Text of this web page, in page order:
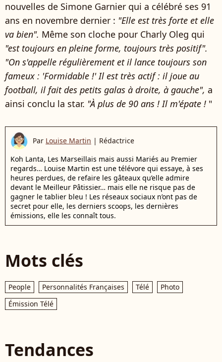
nouvelles de Simone Garnier qui a célébré ses 91
ans en novembre dernier : "Elle est très forte et elle
va bien". Même son cloche pour Charly Oleg qui
"est toujours en pleine forme, toujours très positif".
"On s'appelle régulièrement et il lance toujours son
fameux : 'Formidable !' Il est très actif : il joue au
football, il fait des petits galas à droite, à gauche", a
ainsi conclu la star. "À plus de 90 ans ! Il m'épate ! "
Par Louise Martin | Rédactrice
Koh Lanta, Les Marseillais mais aussi Mariés au Premier
regards… Louise Martin est une télévore qui essaye, à ses
heures perdues, de refaire les gâteaux qu’elle admire
devant le Meilleur Pâtissier… mais elle ne risque pas de
gagner le tablier bleu ! Les réseaux sociaux n’ont pas de
secret pour elle, les derniers scoops, les dernières
émissions, elle les connaît tous.
Mots clés
People Personnalités Françaises Télé
Photo
Émission Télé
Tendances